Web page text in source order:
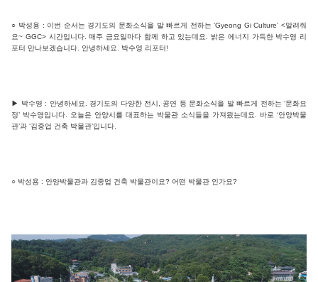
○ 박성용 : 이번 순서는 경기도의 문화소식을 발 빠르게 전하는 ‘Gyeong Gi Culture’ <알려줘
요~ GGC> 시간입니다. 매주 금요일마다 함께 하고 있는데요. 밝은 에너지 가득한 박수영 리
포터 만나보겠습니다. 안녕하세요. 박수영 리포터!
▶ 박수영 : 안녕하세요. 경기도의 다양한 전시, 공연 등 문화소식을 발 빠르게 전하는 ‘문화요
정’ 박수영입니다. 오늘은 안양시를 대표하는 박물관 소식들을 가져왔는데요. 바로 ‘안양박물
관’과 ‘김중업 건축 박물관’입니다.
○ 박성용 : 안양박물관과 김중업 건축 박물관이요? 어떤 박물관 인가요?